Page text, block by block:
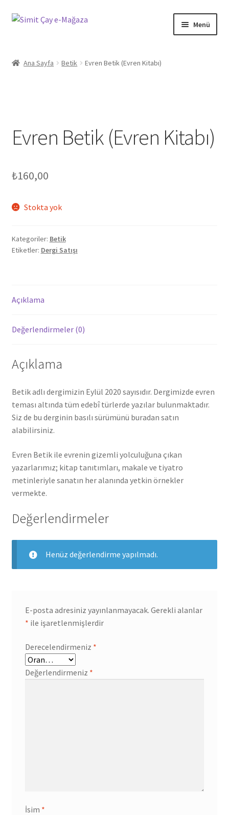
Dolaşıma
İçeriğe
Menü
Hesabım
Ödeme
Sepet
SSS
Ana Sayfa Betik Evren Betik (Evren Kitabı)
Evren Betik (Evren Kitabı)
₺160,00
Stokta yok
Kategoriler: Betik
Etiketler: Dergi Satışı
Açıklama
Değerlendirmeler (0)
Açıklama
Betik adlı dergimizin Eylül 2020 sayısıdır. Dergimizde evren
teması altında tüm edebî türlerde yazılar bulunmaktadır.
Siz de bu derginin basılı sürümünü buradan satın
alabilirsiniz.
Evren Betik ile evrenin gizemli yolculuğuna çıkan
yazarlarımız; kitap tanıtımları, makale ve tiyatro
metinleriyle sanatın her alanında yetkin örnekler
vermekte.
Değerlendirmeler
Henüz değerlendirme yapılmadı.
E-posta adresiniz yayınlanmayacak. Gerekli alanlar
* ile işaretlenmişlerdir
Derecelendirmeniz *
Değerlendirmeniz *
İsim *